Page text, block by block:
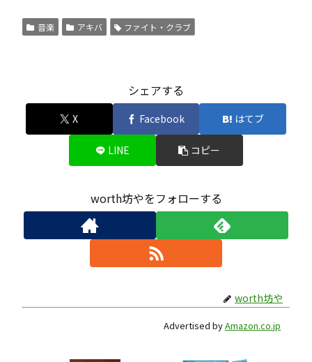
音楽 アキバ ファイト・クラブ
シェアする
X Facebook はてブ
LINE コピー
worth坊やをフォローする
worth坊や
Advertised byAmazon.co.jp